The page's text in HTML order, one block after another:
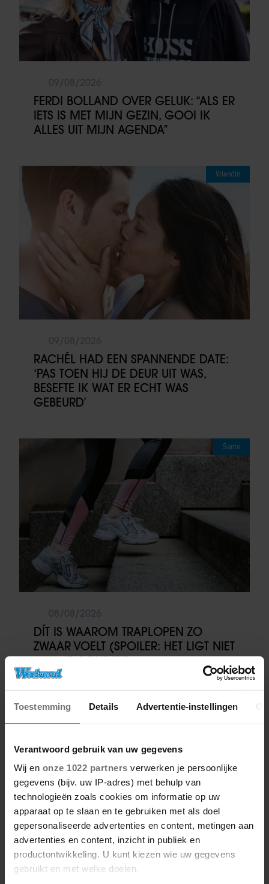
Toestemming Details Advertentie-instellingen
Verantwoord gebruik van uw gegevens
Wij en onze 1022 partners verwerken je persoonlijke
gegevens (bijv. uw IP-adres) met behulp van
technologieën zoals cookies om informatie op uw
apparaat op te slaan en te gebruiken met als doel
gepersonaliseerde advertenties en content, metingen aan
advertenties en content, inzicht in publiek en
productontwikkeling. U kunt kiezen wie uw gegevens
gebruikt en met welke doelen.
FERDI BOLLAND OVER GELUK: “ALS ER
IETS IS MET MIJN GEZIN, GOOI IK
ALLES UIT MIJN AGENDA”
Vriendin
RACHÉL HAD EEN SPANNENDE DATE:
‘PAS TOEN HIJ DE DEUR UIT WAS,
BESEFTE IK WAT ER ECHT WAS
GEBEURD’
Sante
DÍT IS WAAROM TRAPLOPEN ZO
ZWAAR VOELT (SPOILER: HET LIGT NIET
AAN JE CONDITIE)
Meer van Ruth